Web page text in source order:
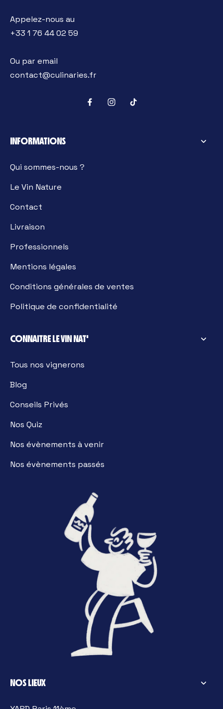
Appelez-nous au
+33 1 76 44 02 59
Ou par email
contact@culinaries.fr
INFORMATIONS
Qui sommes-nous ?
Le Vin Nature
Contact
Livraison
Professionnels
Mentions légales
Conditions générales de ventes
Politique de confidentialité
CONNAITRE LE VIN NAT'
Tous nos vignerons
Blog
Conseils Privés
Nos Quiz
Nos évènements à venir
Nos évènements passés
NOS LIEUX